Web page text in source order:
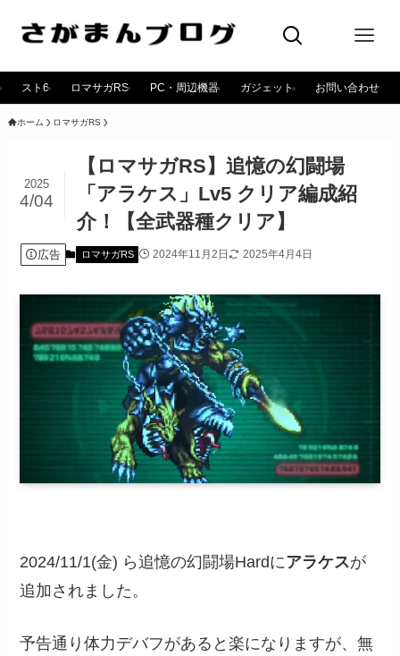
スト6 ロマサガRS PC・周辺機器 ガジェット お問い合わせ
ホーム ロマサガRS
【ロマサガRS】追憶の幻闘場
「アラケス」Lv5 クリア編成紹
介！【全武器種クリア】
2025
4/04
広告 ロマサガRS 2024年11月2日 2025年4月4日
2024/11/1(金) ら追憶の幻闘場Hardにアラケスが
追加されました。
予告通り体力デバフがあると楽になりますが、無